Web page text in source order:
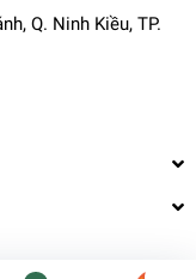
Q. Ninh Kiều, TP.